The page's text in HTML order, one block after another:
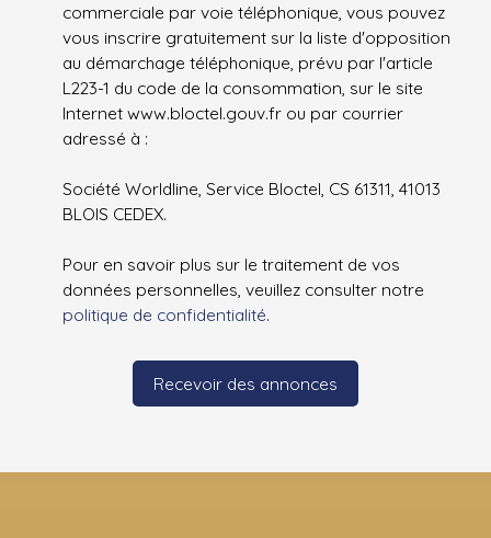
commerciale par voie téléphonique, vous pouvez
vous inscrire gratuitement sur la liste d'opposition
au démarchage téléphonique, prévu par l'article
L223-1 du code de la consommation, sur le site
Internet www.bloctel.gouv.fr ou par courrier
adressé à :
Société Worldline, Service Bloctel, CS 61311, 41013
BLOIS CEDEX.
Pour en savoir plus sur le traitement de vos
données personnelles, veuillez consulter notre
politique de confidentialité.
Recevoir des annonces